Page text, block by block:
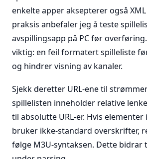
enkelte apper aksepterer også XML
praksis anbefaler jeg å teste
avspillingsapp på PC før
viktig: en feil formatert spilleliste
og hindrer visning av kanaler.
Sjekk deretter URL-ene til
spillelisten inneholder relative
til absolutte URL-er. Hvis elementer
bruker ikke-standard overskrifter,
følge M3U-syntaksen. Dette bidrar